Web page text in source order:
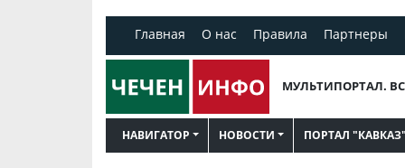
Главная О нас Правила Партнеры
МУЛЬТИПОРТАЛ.
НАВИГАТОР НОВОСТИ ПОРТАЛ "КАВКАЗ"